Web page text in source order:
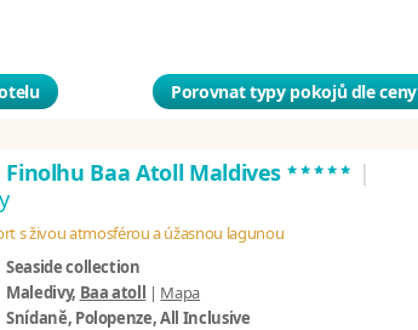
Porovnat typy pokojů dle ceny
Finolhu Baa Atoll Maldives ***** |
s živou atmosférou a úžasnou lagunou
Seaside collection
Maledivy, Baa atoll | Mapa
Snídaně, Polopenze, All Inclusive